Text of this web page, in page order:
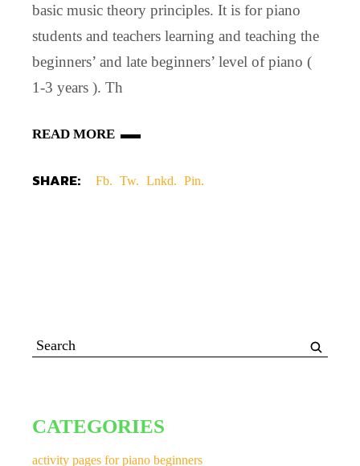
basic music theory principles. It is for piano
students and teachers learning and teaching the
beginners’ and late beginners’ level of piano (
1-3 years ). Th
READ MORE
SHARE: Fb. Tw. Lnkd. Pin.
CATEGORIES
activity pages for piano beginners